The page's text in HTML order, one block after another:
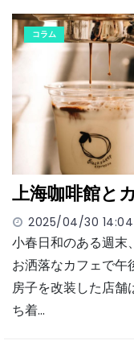
コラム
上海咖啡館と
2025/04/30 14:04
小春日和のある週末
お洒落なカフェで午
房子を改装した店舗
ち着…